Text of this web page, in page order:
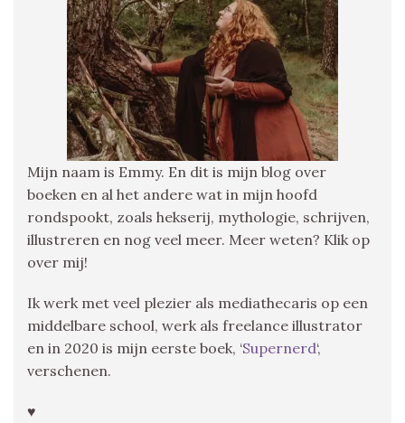
Mijn naam is Emmy. En dit is mijn blog over
boeken en al het andere wat in mijn hoofd
rondspookt, zoals hekserij, mythologie, schrijven,
illustreren en nog veel meer. Meer weten? Klik op
over mij!
Ik werk met veel plezier als mediathecaris op een
middelbare school, werk als freelance illustrator
en in 2020 is mijn eerste boek, ‘Supernerd‘,
verschenen.
♥